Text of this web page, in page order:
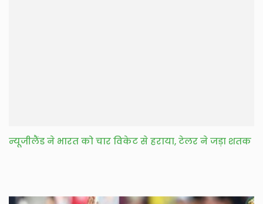
न्यूजीलैंड ने भारत को चार विकेट से हराया, टेलर ने जड़ा शतक